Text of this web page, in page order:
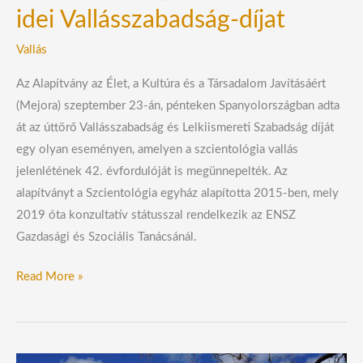
idei Vallásszabadság-díjat
Vallás
Az Alapítvány az Élet, a Kultúra és a Társadalom Javításáért
(Mejora) szeptember 23-án, pénteken Spanyolországban adta
át az úttörő Vallásszabadság és Lelkiismereti Szabadság díját
egy olyan eseményen, amelyen a szcientológia vallás
jelenlétének 42. évfordulóját is megünnepelték. Az
alapítványt a Szcientológia egyház alapította 2015-ben, mely
2019 óta konzultatív státusszal rendelkezik az ENSZ
Gazdasági és Szociális Tanácsánál.
Read More »